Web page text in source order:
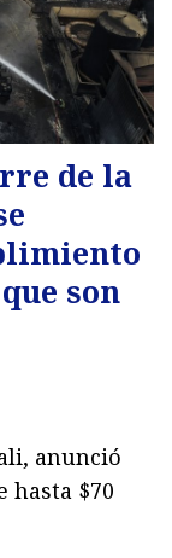
de la
son
anunció
$70